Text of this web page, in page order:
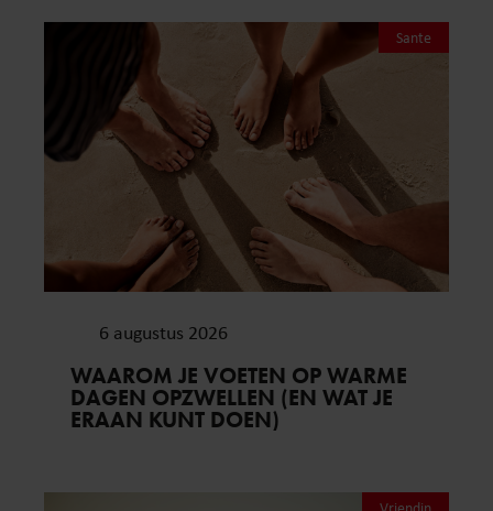
Sante
6 augustus 2026
WAAROM JE VOETEN OP WARME
DAGEN OPZWELLEN (EN WAT JE
ERAAN KUNT DOEN)